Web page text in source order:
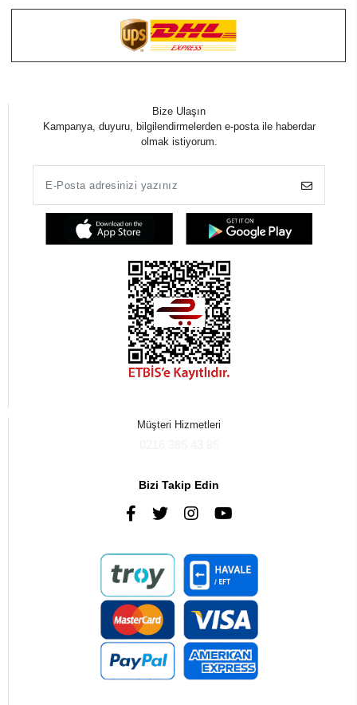
Bize Ulaşın
Kampanya, duyuru, bilgilendirmelerden e-posta ile haberdar
olmak istiyorum.
Müşteri Hizmetleri
Bizi Takip Edin